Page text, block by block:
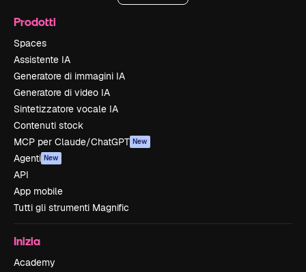
Prodotti
Spaces
Assistente IA
Generatore di immagini IA
Generatore di video IA
Sintetizzatore vocale IA
Contenuti stock
MCP per Claude/ChatGPT New
Agenti New
API
App mobile
Tutti gli strumenti Magnific
Inizia
Academy